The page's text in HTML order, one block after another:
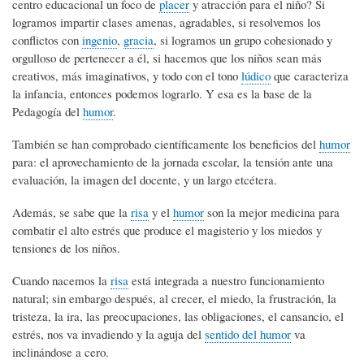
centro educacional un foco de placer y atracción para el niño? Si
logramos impartir clases amenas, agradables, si resolvemos los
conflictos con ingenio, gracia, si logramos un grupo cohesionado y
orgulloso de pertenecer a él, si hacemos que los niños sean más
creativos, más imaginativos, y todo con el tono lúdico que caracteriza
la infancia, entonces podemos lograrlo. Y esa es la base de la
Pedagogía del humor.
También se han comprobado científicamente los beneficios del humor
para: el aprovechamiento de la jornada escolar, la tensión ante una
evaluación, la imagen del docente, y un largo etcétera.
Además, se sabe que la risa y el humor son la mejor medicina para
combatir el alto estrés que produce el magisterio y los miedos y
tensiones de los niños.
Cuando nacemos la risa está integrada a nuestro funcionamiento
natural; sin embargo después, al crecer, el miedo, la frustración, la
tristeza, la ira, las preocupaciones, las obligaciones, el cansancio, el
estrés, nos va invadiendo y la aguja del sentido del humor va
inclinándose a cero.